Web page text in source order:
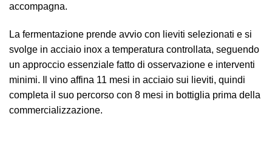
accompagna.
La fermentazione prende avvio con lieviti selezionati e si
svolge in acciaio inox a temperatura controllata, seguendo
un approccio essenziale fatto di osservazione e interventi
minimi. Il vino affina 11 mesi in acciaio sui lieviti, quindi
completa il suo percorso con 8 mesi in bottiglia prima della
commercializzazione.